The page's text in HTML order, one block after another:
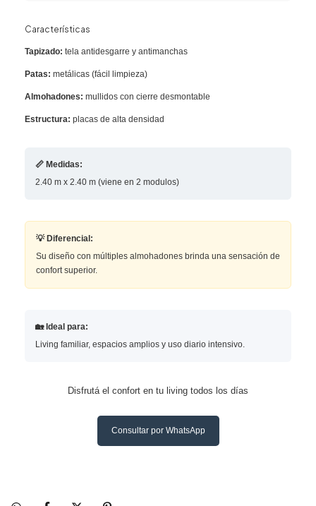
Características
Tapizado: tela antidesgarre y antimanchas
Patas: metálicas (fácil limpieza)
Almohadones: mullidos con cierre desmontable
Estructura: placas de alta densidad
📏 Medidas:
2.40 m x 2.40 m (viene en 2 modulos)
💡 Diferencial:
Su diseño con múltiples almohadones brinda una sensación de
confort superior.
🏡 Ideal para:
Living familiar, espacios amplios y uso diario intensivo.
Disfrutá el confort en tu living todos los días
Consultar por WhatsApp